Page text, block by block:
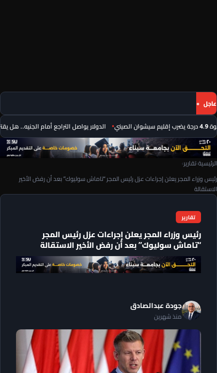
عاجل
الدولار يواصل التراجع أمام الجنيه.. هل يقترب من
الرئيسية›تقارير›
رئيس وزراء المجر يعلن إجراءات عزل رئيس المجر “تاماش سوليوك” بعد أن رفض الأخير
الاستقالة
تقارير
رئيس وزراء المجر يعلن إجراءات عزل رئيس المجر
“تاماش سوليوك” بعد أن رفض الأخير الاستقالة
جودة عبدالصادق
منذ شهرين